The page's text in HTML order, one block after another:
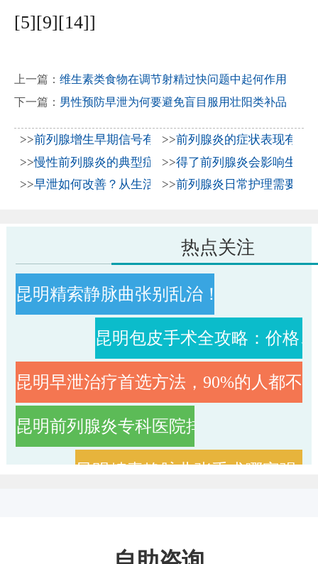
[5][9][14]]
上一篇： 维生素类食物在调节射精过快问题中起何作用
下一篇： 男性预防早泄为何要避免盲目服用壮阳类补品
>>前列腺增生早期信号有哪些？2026年科学防治与日常
>>前列腺炎的症状表现有哪
>>慢性前列腺炎的典型症状表现与2026年科学治疗方法
>>得了前列腺炎会影响生育
>>早泄如何改善？从生活习惯到科学治疗全解析
>>前列腺炎日常护理需要注
热点关注
昆明精索静脉曲张别乱治！90%的男人
昆明包皮手术全攻略：价格
昆明早泄治疗首选方法，90%的人都不
昆明前列腺炎专科医院排名：这家医院
昆明精索静脉曲张手术哪家强
昆明治疗睾丸炎正规医院